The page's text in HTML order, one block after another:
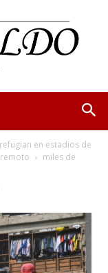
en estadios de
miles de